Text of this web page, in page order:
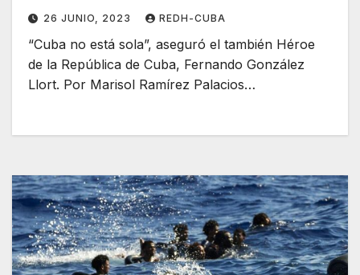
26 JUNIO, 2023 REDH-CUBA
“Cuba no está sola”, aseguró el también Héroe
de la República de Cuba, Fernando González
Llort. Por Marisol Ramírez Palacios…